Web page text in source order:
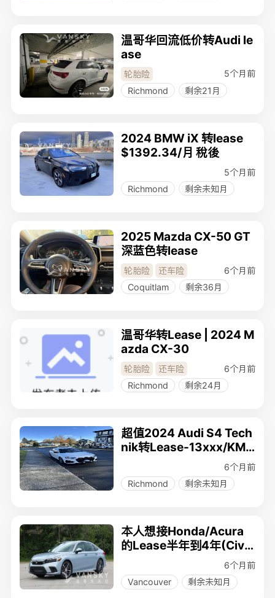
温哥华回流低价转Audi le
ase
轮胎险
5个月前
Richmond
剩余21月
2024 BMW iX 转lease
$1392.34/月 稅後
5个月前
Richmond
剩余未知月
2025 Mazda CX-50 GT
深蓝色转lease
轮胎险 还车险
6个月前
Coquitlam
剩余36月
温哥华转Lease | 2024 M
azda CX-30
轮胎险 还车险
6个月前
Richmond
剩余24月
超值2024 Audi S4 Tech
nik转Lease-13xxx/KM
6个月前
Richmond
剩余未知月
本人想接Honda/Acura
的Lease半年到4年(Civi
c, CRV, HRV, Accord6个月前
Vancouver
剩余未知月